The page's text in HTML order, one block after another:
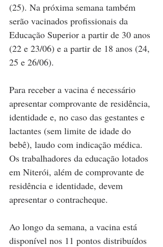
(25). Na próxima semana também
serão vacinados profissionais da
Educação Superior a partir de 30 anos
(22 e 23/06) e a partir de 18 anos (24,
25 e 26/06).
Para receber a vacina é necessário
apresentar comprovante de residência,
identidade e, no caso das gestantes e
lactantes (sem limite de idade do
bebê), laudo com indicação médica.
Os trabalhadores da educação lotados
em Niterói, além de comprovante de
residência e identidade, devem
apresentar o contracheque.
Ao longo da semana, a vacina está
disponível nos 11 pontos distribuídos